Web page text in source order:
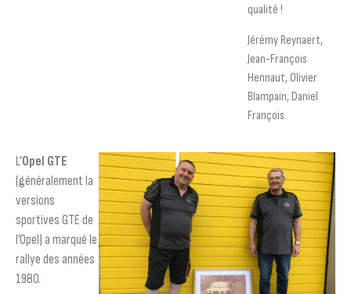
qualité !
Jérémy Reynaert,
Jean-François
Hennaut, Olivier
Blampain, Daniel
François.
L’Opel GTE
(généralement la
versions
sportives GTE de
l’Opel) a marqué le
rallye des années
1980.